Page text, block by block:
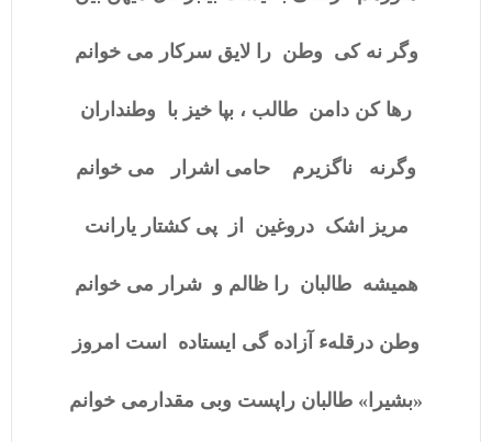
وگر نه کی وطن را لایق سرکار می خوانم
رها کن دامن طالب ، بپا خیز با وطنداران
وگرنه ناگزیرم حامی اشرار می خوانم
مریز اشک دروغین از پی کشتار یارانت
همیشه طالبان را ظالم و شرار می خوانم
وطن درقلهء آزاده گی ایستاده است امروز
«بشیرا» طالبان راپست وبی مقدارمی خوانم